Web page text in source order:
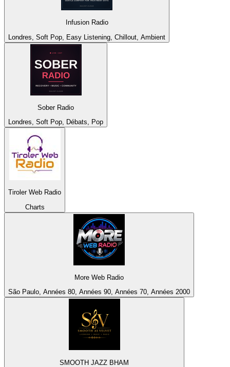
Infusion Radio
Londres, Soft Pop, Easy Listening, Chillout, Ambient
Sober Radio
Londres, Soft Pop, Débats, Pop
Tiroler Web Radio
Charts
More Web Radio
São Paulo, Années 80, Années 90, Années 70, Années 2000
SMOOTH JAZZ BHAM